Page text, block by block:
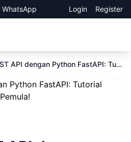
WhatsApp Login Register
Bikin REST API dengan Python FastAPI: Tutorial Super Gampang untuk Pemula!